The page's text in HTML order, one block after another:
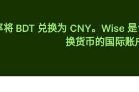
BDT 兑换为 CNY。Wise
换货币的国际账